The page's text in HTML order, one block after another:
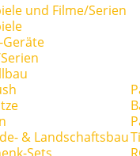
und Filme/Serien
& Landschaftsbau